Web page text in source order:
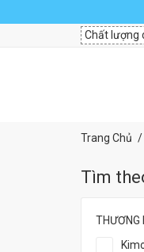
Chất lượng
Trang Chủ
Tìm
THƯƠNG